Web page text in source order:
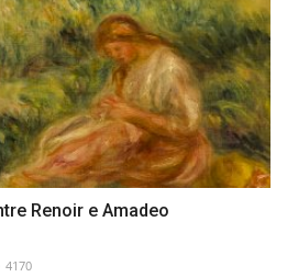
Renoir e Amadeo
4170